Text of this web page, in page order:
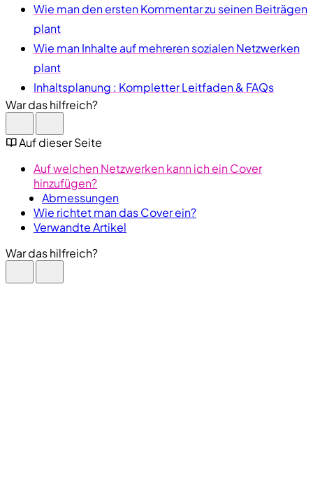
Wie man den ersten Kommentar zu seinen Beiträgen
plant
Wie man Inhalte auf mehreren sozialen Netzwerken
plant
Inhaltsplanung : Kompletter Leitfaden & FAQs
War das hilfreich?
Auf dieser Seite
Auf welchen Netzwerken kann ich ein Cover
hinzufügen?
Abmessungen
Wie richtet man das Cover ein?
Verwandte Artikel
War das hilfreich?